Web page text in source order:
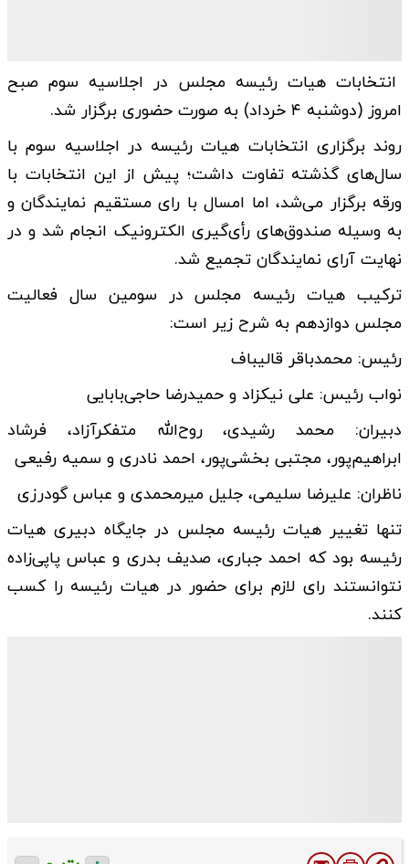
انتخابات هیات رئیسه مجلس در اجلاسیه سوم صبح
امروز (دوشنبه ۴ خرداد) به صورت حضوری برگزار شد.
روند برگزاری انتخابات هیات رئیسه در اجلاسیه سوم با
سال‌های گذشته تفاوت داشت؛ پیش از این انتخابات با
ورقه برگزار می‌شد، اما امسال با رای مستقیم نمایندگان و
به وسیله صندوق‌های رأی‌گیری الکترونیک انجام شد و در
نهایت آرای نمایندگان تجمیع شد.
ترکیب هیات رئیسه مجلس در سومین سال فعالیت
مجلس دوازدهم به شرح زیر است:
رئیس: محمدباقر قالیباف
نواب رئیس: علی نیکزاد و حمیدرضا حاجی‌بابایی
دبیران: محمد رشیدی، روح‌الله متفکرآزاد، فرشاد
ابراهیم‌پور، مجتبی بخشی‌پور، احمد نادری و سمیه رفیعی
ناظران: علیرضا سلیمی، جلیل میرمحمدی و عباس گودرزی
تنها تغییر هیات رئیسه مجلس در جایگاه دبیری هیات
رئیسه بود که احمد جباری، صدیف بدری و عباس پاپی‌زاده
نتوانستند رای لازم برای حضور در هیات رئیسه را کسب
کنند.